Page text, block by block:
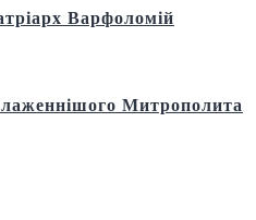
Варфоломій
Митрополита